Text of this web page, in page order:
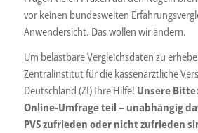
vor keinen bundesweiten
Anwendersicht. Das wollen wir ändern.
Um belastbare Vergleichsdaten zu
Zentralinstitut für die kassenärztliche
Deutschland (ZI) Ihre Hilfe! Unsere
Online-Umfrage teil – unabhängig
PVS zufrieden oder nicht zufrieden